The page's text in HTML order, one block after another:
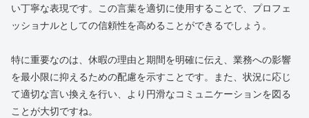
い丁寧な表現です。この言葉を適切に使用することで、プロフェ
ッショナルとしての信頼性を高めることができるでしょう。
特に重要なのは、休暇の理由と期間を明確に伝え、業務への影響
を最小限に抑えるための配慮を示すことです。また、状況に応じ
て適切な言い換えを行い、より円滑なコミュニケーションを図る
ことが大切ですね。